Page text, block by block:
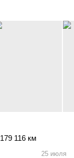
179 116 км
25 июля